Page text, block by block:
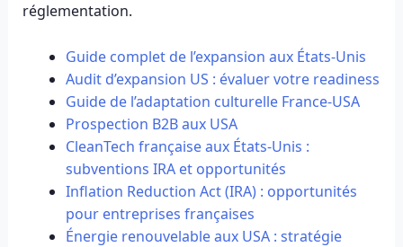
réglementation.
Guide complet de l’expansion aux États-Unis
Audit d’expansion US : évaluer votre readiness
Guide de l’adaptation culturelle France-USA
Prospection B2B aux USA
CleanTech française aux États-Unis :
subventions IRA et opportunités
Inflation Reduction Act (IRA) : opportunités
pour entreprises françaises
Énergie renouvelable aux USA : stratégie